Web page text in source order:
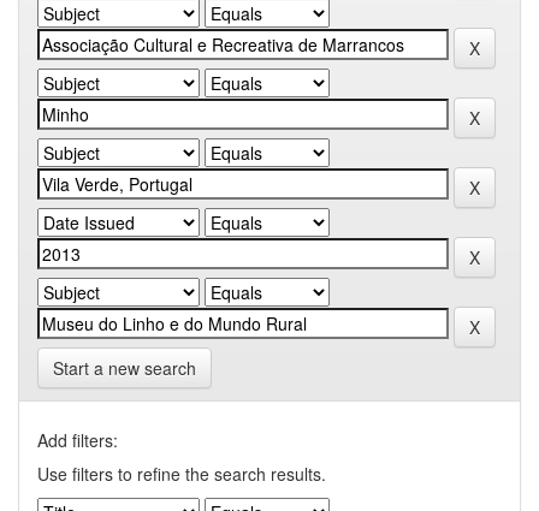
Start a new search
Add filters:
Use filters to refine the search results.